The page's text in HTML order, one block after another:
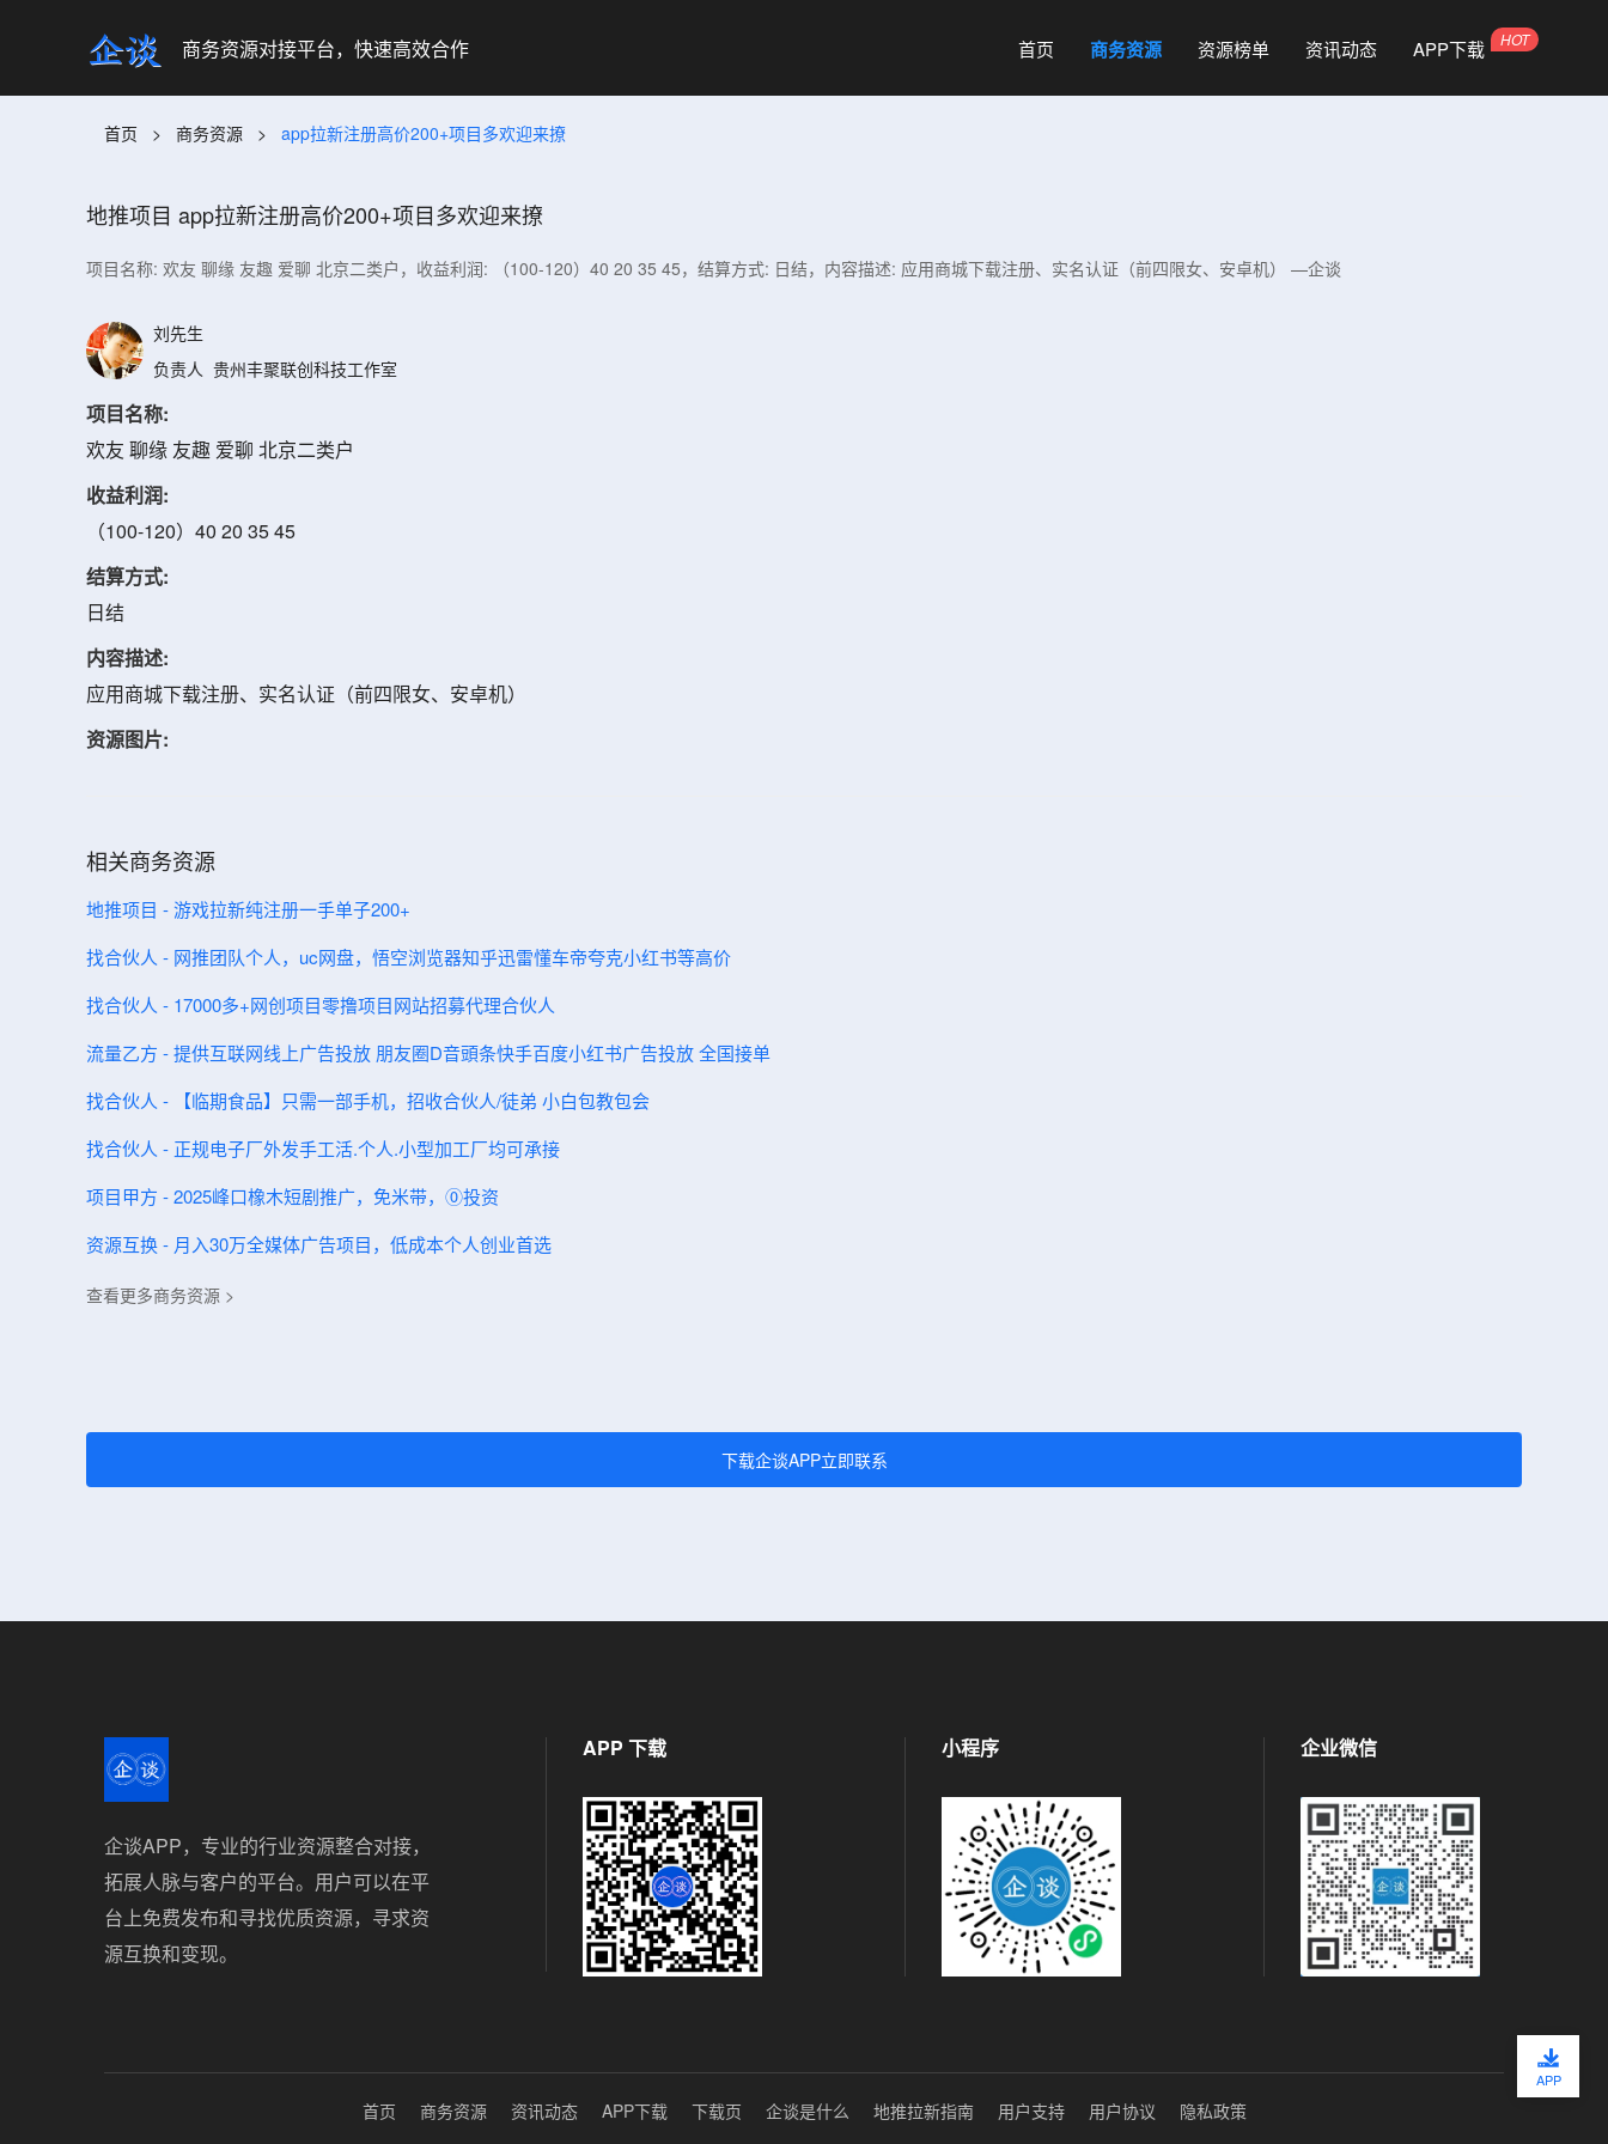
商务资源对接平台，快速高效合作 首页 商务资源 资源榜单 资讯动态 APP下载
首页 > 商务资源 > app拉新注册高价200+项目多欢迎来撩
地推项目 app拉新注册高价200+项目多欢迎来撩
项目名称: 欢友 聊缘 友趣 爱聊 北京二类户，收益利润: （100-120）40 20 35 45，结算方式: 日结，内容描述: 应用商城下载注册、实名认证（前四限女、安卓机） —企谈
刘先生
负责人 贵州丰聚联创科技工作室
项目名称:
欢友 聊缘 友趣 爱聊 北京二类户
收益利润:
（100-120）40 20 35 45
结算方式:
日结
内容描述:
应用商城下载注册、实名认证（前四限女、安卓机）
资源图片:
相关商务资源
地推项目 - 游戏拉新纯注册一手单子200+
找合伙人 - 网推团队个人，uc网盘，悟空浏览器知乎迅雷懂车帝夸克小红书等高价
找合伙人 - 17000多+网创项目零撸项目网站招募代理合伙人
流量乙方 - 提供互联网线上广告投放 朋友圈D音頭条快手百度小红书广告投放 全国接单
找合伙人 - 【临期食品】只需一部手机，招收合伙人/徒弟 小白包教包会
找合伙人 - 正规电子厂外发手工活.个人.小型加工厂均可承接
项目甲方 - 2025峰口橡木短剧推广，免米带，⓪投资
资源互换 - 月入30万全媒体广告项目，低成本个人创业首选
查看更多商务资源 >
下载企谈APP立即联系
企谈APP，专业的行业资源整合对接，
拓展人脉与客户的平台。用户可以在平
台上免费发布和寻找优质资源，寻求资
源互换和变现。
APP 下载 小程序 企业微信
首页 商务资源 资讯动态 APP下载 下载页 企谈是什么 地推拉新指南 用户支持 用户协议 隐私政策
APP